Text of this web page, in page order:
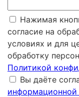
Нажимая
согласие на
условиях и для
обработку
Политикой
Вы даёте
информационной